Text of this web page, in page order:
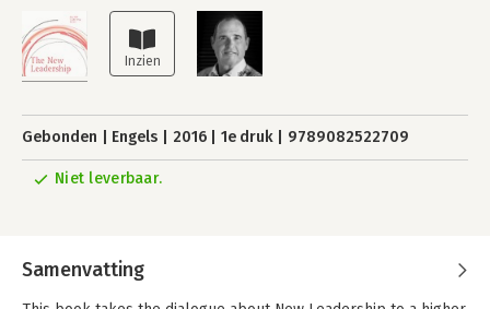
Gebonden Engels 2016 1e druk 9789082522709
Niet leverbaar.
Samenvatting